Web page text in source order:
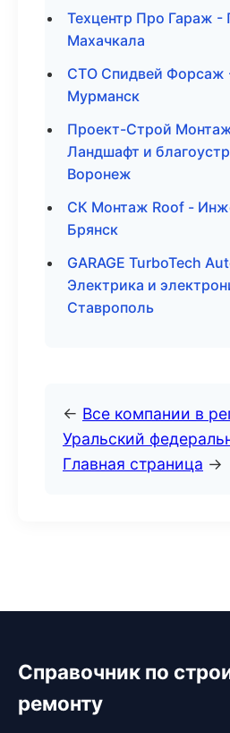
Техцентр Про Гараж -
Махачкала
СТО Спидвей Форсаж
Мурманск
Проект-Строй
Ландшафт и
Воронеж
СК Монтаж Roof -
Брянск
GARAGE TurboTech
Электрика и
Ставрополь
← Все компании в
Уральский
Главная страница →
Справочник по
ремонту